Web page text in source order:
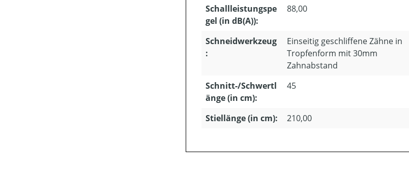
Schallleistungspe
gel (in dB(A)):
88,00
Schneidwerkzeug
:
Einseitig geschliffene Zähne in
Tropfenform mit 30mm
Zahnabstand
Schnitt-/Schwertl
änge (in cm):
45
Stiellänge (in cm): 210,00